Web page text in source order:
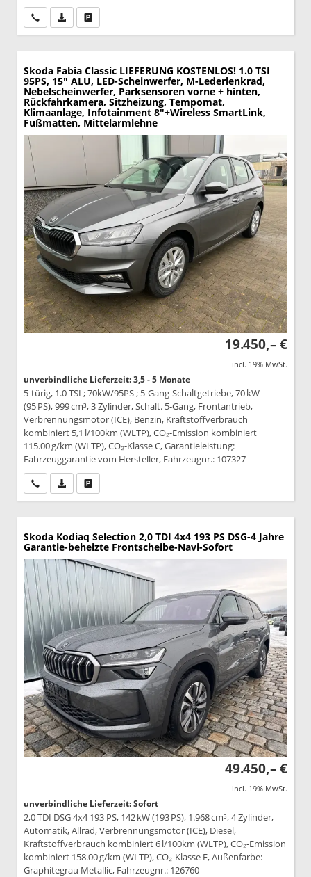
Wir rufen Sie anPDF-Datei, Fahrzeugexposé drucken
Skoda Fabia Classic LIEFERUNG KOSTENLOS! 1.0 TSI
95PS, 15" ALU, LED-Scheinwerfer, M-Lederlenkrad,
Nebelscheinwerfer, Parksensoren vorne + hinten,
Rückfahrkamera, Sitzheizung, Tempomat,
Klimaanlage, Infotainment 8"+Wireless SmartLink,
Fußmatten, Mittelarmlehne
19.450,– €
incl. 19% MwSt.
unverbindliche Lieferzeit: 3,5 - 5 Monate
5-türig, 1.0 TSI ; 70kW/95PS ; 5-Gang-Schaltgetriebe, 70 kW
(95 PS), 999 cm³, 3 Zylinder, Schalt. 5-Gang, Frontantrieb,
Verbrennungsmotor (ICE), Benzin, Kraftstoffverbrauch
kombiniert 5,1 l/100km (WLTP), CO₂-Emission kombiniert
115.00 g/km (WLTP), CO₂-Klasse C, Garantieleistung:
Fahrzeuggarantie vom Hersteller, Fahrzeugnr.: 107327
Wir rufen Sie anPDF-Datei, Fahrzeugexposé drucken
Skoda Kodiaq Selection 2,0 TDI 4x4 193 PS DSG-4 Jahre
Garantie-beheizte Frontscheibe-Navi-Sofort
49.450,– €
incl. 19% MwSt.
unverbindliche Lieferzeit: Sofort
2,0 TDI DSG 4x4 193 PS, 142 kW (193 PS), 1.968 cm³, 4 Zylinder,
Automatik, Allrad, Verbrennungsmotor (ICE), Diesel,
Kraftstoffverbrauch kombiniert 6 l/100km (WLTP), CO₂-Emission
kombiniert 158.00 g/km (WLTP), CO₂-Klasse F, Außenfarbe:
Graphitegrau Metallic, Fahrzeugnr.: 126760